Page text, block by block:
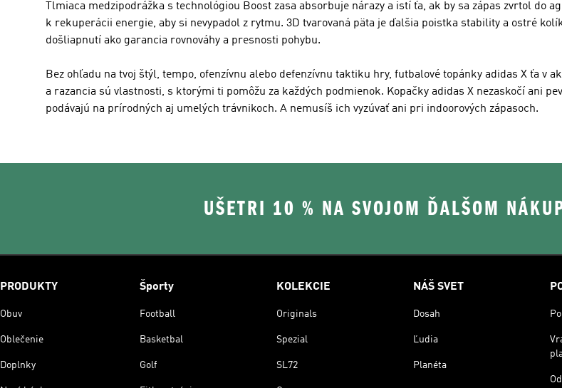
Tlmiaca medzipodrážka s technológiou Boost zasa absorbuje nárazy a istí ťa, ak by sa zápas zvrtol do
k rekuperácii energie, aby si nevypadol z rytmu. 3D tvarovaná päta je ďalšia poistka stability a ostré
došliapnutí ako garancia rovnováhy a presnosti pohybu.
Bez ohľadu na tvoj štýl, tempo, ofenzívnu alebo defenzívnu taktiku hry, futbalové topánky adidas X ťa v
a razancia sú vlastnosti, s ktorými ti pomôžu za každých podmienok. Kopačky adidas X nezaskočí ani
podávajú na prírodných aj umelých trávnikoch. A nemusíš ich vyzúvať ani pri indoorových zápasoch.
UŠETRI 10 % NA SVOJOM ĎALŠOM
PRODUKTY
Obuv
Oblečenie
Doplnky
Športy
Football
Basketbal
Golf
KOLEKCIE
Originals
Spezial
SL72
NÁŠ SVET
Dosah
Ľudia
Planéta